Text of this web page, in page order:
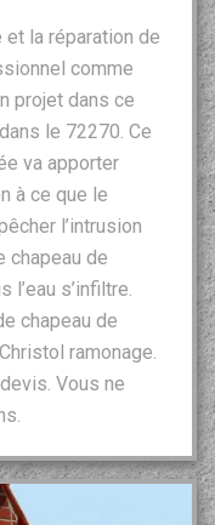
la réparation de
comme
projet dans ce
le 72270. Ce
va apporter
à ce que le
l’intrusion
chapeau de
s’infiltre.
chapeau de
ramonage.
Vous ne